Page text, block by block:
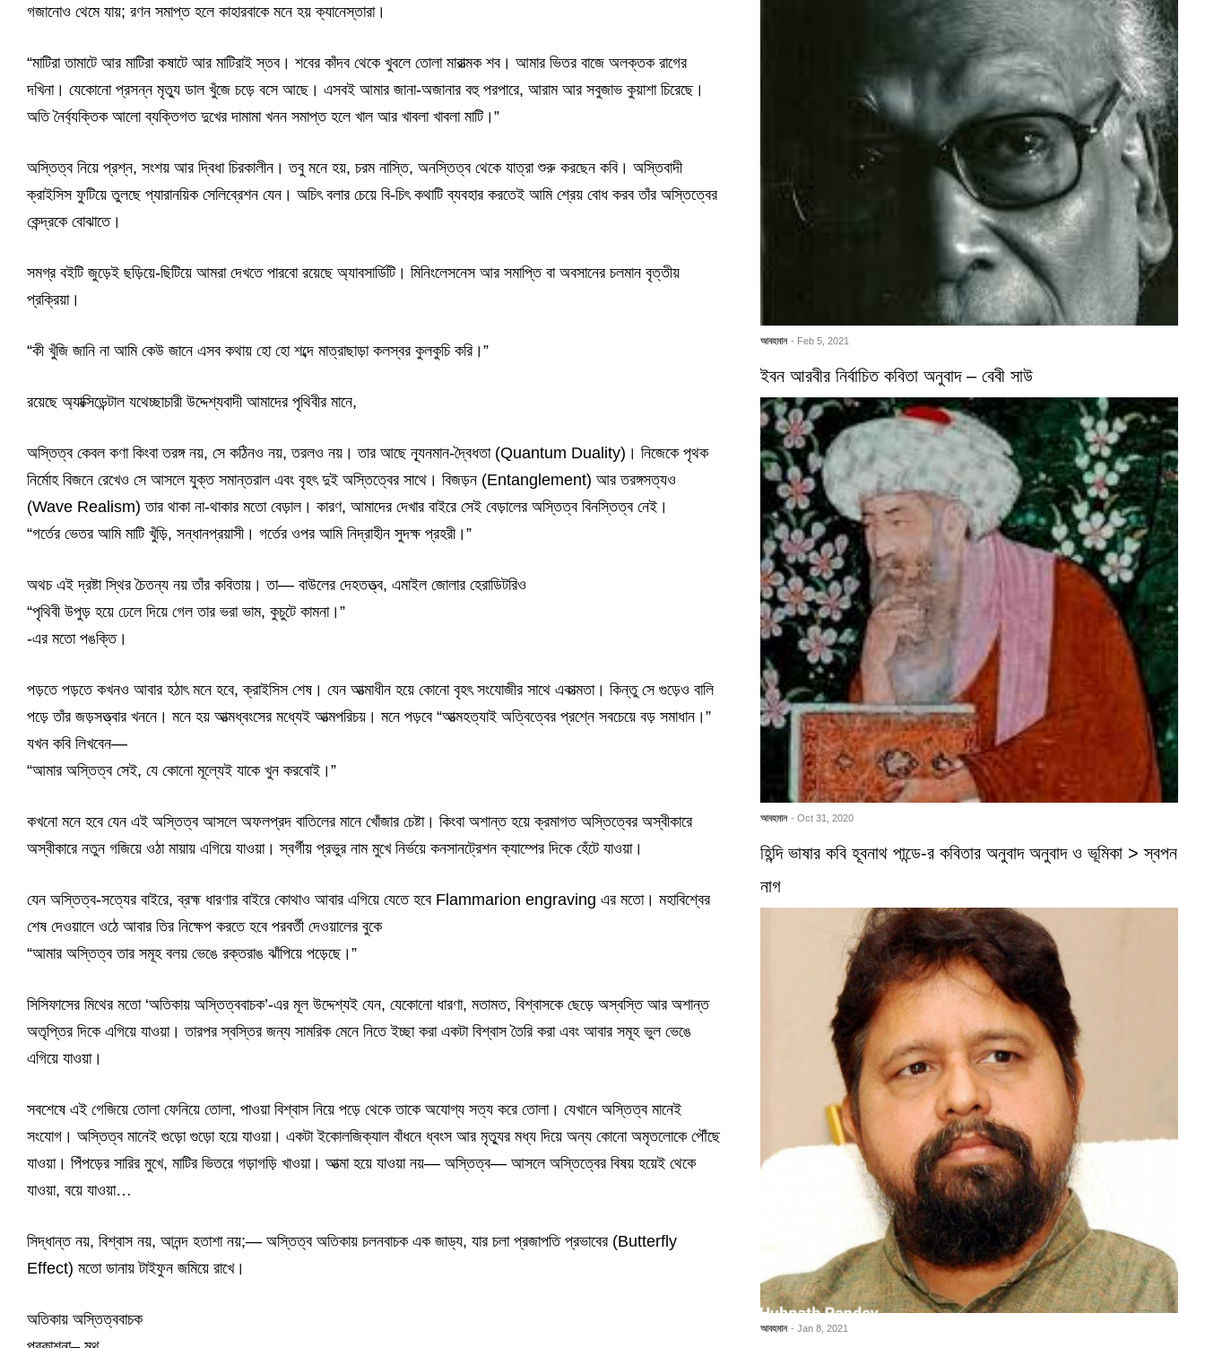
গজানোও থেমে যায়; রণন সমাপ্ত হলে কাহারবাকে মনে হয় ক্যানেস্তারা।
“মাটিরা তামাটে আর মাটিরা কষাটে আর মাটিরাই স্তব। শবের কাঁদব থেকে খুবলে তোলা মারাত্মক শব। আমার ভিতর বাজে অলক্তক রাগের
দখিনা। যেকোনো প্রসন্ন মৃত্যু ডাল খুঁজে চড়ে বসে আছে। এসবই আমার জানা-অজানার বহু পরপারে, আরাম আর সবুজাভ কুয়াশা চিরেছে।
অতি নৈর্ব্যক্তিক আলো ব্যক্তিগত দুখের দামামা খনন সমাপ্ত হলে খাল আর খাবলা খাবলা মাটি।”
অস্তিত্ব নিয়ে প্রশ্ন, সংশয় আর দ্বিধা চিরকালীন। তবু মনে হয়, চরম নাস্তি, অনস্তিত্ব থেকে যাত্রা শুরু করছেন কবি। অস্তিবাদী
ক্রাইসিস ফুটিয়ে তুলছে প্যারানয়িক সেলিব্রেশন যেন। অচিৎ বলার চেয়ে বি-চিৎ কথাটি ব্যবহার করতেই আমি শ্রেয় বোধ করব তাঁর অস্তিত্বের
কেন্দ্রকে বোঝাতে।
সমগ্র বইটি জুড়েই ছড়িয়ে-ছিটিয়ে আমরা দেখতে পারবো রয়েছে অ্যাবসার্ডিটি। মিনিংলেসনেস আর সমাপ্তি বা অবসানের চলমান বৃত্তীয়
প্রক্রিয়া।
“কী খুঁজি জানি না আমি কেউ জানে এসব কথায় হো হো শব্দে মাত্রাছাড়া কলস্বর কুলকুচি করি।”
রয়েছে অ্যাক্সিডেন্টাল যথেচ্ছাচারী উদ্দেশ্যবাদী আমাদের পৃথিবীর মানে,
অস্তিত্ব কেবল কণা কিংবা তরঙ্গ নয়, সে কঠিনও নয়, তরলও নয়। তার আছে ন্যূনমান-দ্বৈধতা (Quantum Duality)। নিজেকে পৃথক
নির্মোহ বিজনে রেখেও সে আসলে যুক্ত সমান্তরাল এবং বৃহৎ দুই অস্তিত্বের সাথে। বিজড়ন (Entanglement) আর তরঙ্গসত্যও
(Wave Realism) তার থাকা না-থাকার মতো বেড়াল। কারণ, আমাদের দেখার বাইরে সেই বেড়ালের অস্তিত্ব বিনস্তিত্ব নেই।
“গর্তের ভেতর আমি মাটি খুঁড়ি, সন্ধানপ্রয়াসী। গর্তের ওপর আমি নিদ্রাহীন সুদক্ষ প্রহরী।”
অথচ এই দ্রষ্টা স্থির চৈতন্য নয় তাঁর কবিতায়। তা— বাউলের দেহতত্ত্ব, এমাইল জোলার হেরাডিটরিও
“পৃথিবী উপুড় হয়ে ঢেলে দিয়ে গেল তার ভরা ভাম, কুচুটে কামনা।”
-এর মতো পঙক্তি।
পড়তে পড়তে কখনও আবার হঠাৎ মনে হবে, ক্রাইসিস শেষ। যেন আত্মাধীন হয়ে কোনো বৃহৎ সংযোজীর সাথে একাত্মতা। কিন্তু সে গুড়েও বালি
পড়ে তাঁর জড়সত্ত্বার খননে। মনে হয় আত্মধ্বংসের মধ্যেই আত্মপরিচয়। মনে পড়বে “আত্মহত্যাই অত্বিত্বের প্রশ্নে সবচেয়ে বড় সমাধান।”
যখন কবি লিখবেন—
“আমার অস্তিত্ব সেই, যে কোনো মূল্যেই যাকে খুন করবোই।”
কখনো মনে হবে যেন এই অস্তিত্ব আসলে অফলপ্রদ বাতিলের মানে খোঁজার চেষ্টা। কিংবা অশান্ত হয়ে ক্রমাগত অস্তিত্বের অস্বীকারে
অস্বীকারে নতুন গজিয়ে ওঠা মায়ায় এগিয়ে যাওয়া। স্বর্গীয় প্রভুর নাম মুখে নির্ভয়ে কনসানট্রেশন ক্যাম্পের দিকে হেঁটে যাওয়া।
যেন অস্তিত্ব-সত্যের বাইরে, ব্রহ্ম ধারণার বাইরে কোথাও আবার এগিয়ে যেতে হবে Flammarion engraving এর মতো। মহাবিশ্বের
শেষ দেওয়ালে ওঠে আবার তির নিক্ষেপ করতে হবে পরবর্তী দেওয়ালের বুকে
“আমার অস্তিত্ব তার সমূহ বলয় ভেঙে রক্তরাঙ ঝাঁপিয়ে পড়েছে।”
সিসিফাসের মিথের মতো ‘অতিকায় অস্তিত্ববাচক’-এর মূল উদ্দেশ্যই যেন, যেকোনো ধারণা, মতামত, বিশ্বাসকে ছেড়ে অস্বস্তি আর অশান্ত
অতৃপ্তির দিকে এগিয়ে যাওয়া। তারপর স্বস্তির জন্য সামরিক মেনে নিতে ইচ্ছা করা একটা বিশ্বাস তৈরি করা এবং আবার সমূহ ভুল ভেঙে
এগিয়ে যাওয়া।
সবশেষে এই গেজিয়ে তোলা ফেনিয়ে তোলা, পাওয়া বিশ্বাস নিয়ে পড়ে থেকে তাকে অযোগ্য সত্য করে তোলা। যেখানে অস্তিত্ব মানেই
সংযোগ। অস্তিত্ব মানেই গুড়ো গুড়ো হয়ে যাওয়া। একটা ইকোলজিক্যাল বাঁধনে ধ্বংস আর মৃত্যুর মধ্য দিয়ে অন্য কোনো অমৃতলোকে পৌঁছে
যাওয়া। পিঁপড়ের সারির মুখে, মাটির ভিতরে গড়াগড়ি খাওয়া। আত্মা হয়ে যাওয়া নয়— অস্তিত্ব— আসলে অস্তিত্বের বিষয় হয়েই থেকে
যাওয়া, বয়ে যাওয়া…
সিদ্ধান্ত নয়, বিশ্বাস নয়, আনন্দ হতাশা নয়;— অস্তিত্ব অতিকায় চলনবাচক এক জাড্য, যার চলা প্রজাপতি প্রভাবের (Butterfly
Effect) মতো ডানায় টাইফুন জমিয়ে রাখে।
অতিকায় অস্তিত্ববাচক
আবহমান - Feb 5, 2021
ইবন আরবীর নির্বাচিত কবিতা অনুবাদ – বেবী সাউ
আবহমান - Oct 31, 2020
হিন্দি ভাষার কবি হূবনাথ পান্ডে-র কবিতার অনুবাদ অনুবাদ ও ভূমিকা > স্বপন
নাগ
আবহমান - Jan 8, 2021